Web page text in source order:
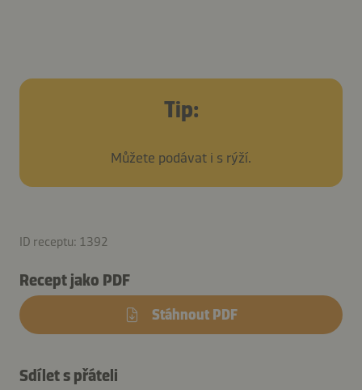
Tip:
Můžete podávat i s rýží.
ID receptu: 1392
Recept jako PDF
Stáhnout PDF
Sdílet s přáteli